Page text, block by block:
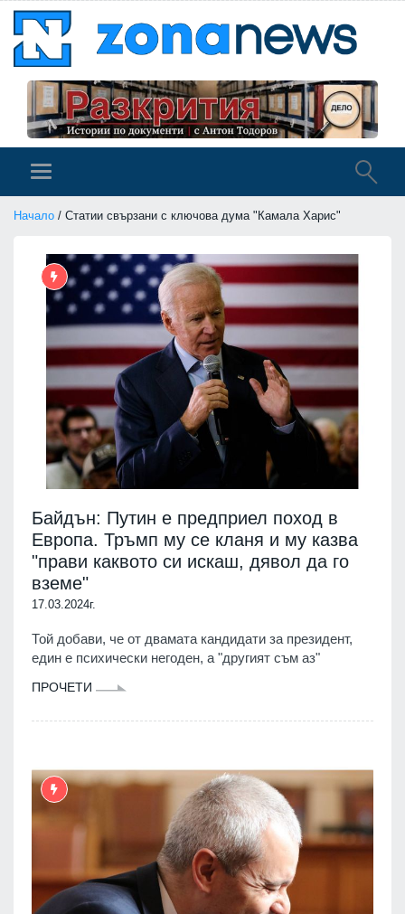
Начало / Статии свързани с ключова дума "Камала Харис"
Байдън: Путин е предприел поход в
Европа. Тръмп му се кланя и му казва
"прави каквото си искаш, дявол да го
вземе"
17.03.2024г.
Той добави, че от двамата кандидати за президент,
един е психически негоден, а "другият съм аз"
ПРОЧЕТИ